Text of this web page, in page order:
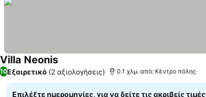
Villa NeonisΕμφάνιση τιμών
10Εξαιρετικό (2 αξιολογήσεις) 0.1 χλμ. από: Κέντρο πόλης
Επιλέξτε ημερομηνίες, για να δείτε τις ακριβείς τιμές